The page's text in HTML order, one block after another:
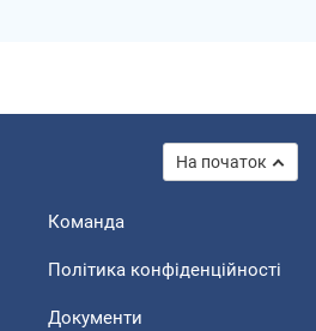
На початок
Команда
Політика конфіденційності
Документи